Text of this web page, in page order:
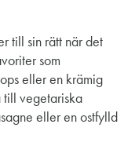
till sin rätt när det
som
eller en krämig
till vegetariska
eller en ostfylld